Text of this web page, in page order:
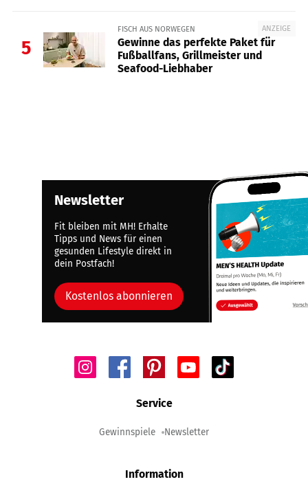
5
ANZEIGE
FISCH AUS NORWEGEN
Gewinne das perfekte Paket für
Fußballfans, Grillmeister und
Seafood-Liebhaber
Newsletter
Fit bleiben mit MH! Erhalte
Tipps und News für einen
gesunden Lifestyle direkt in
dein Postfach!
Kostenlos abonnieren
Service
Gewinnspiele Newsletter
Information